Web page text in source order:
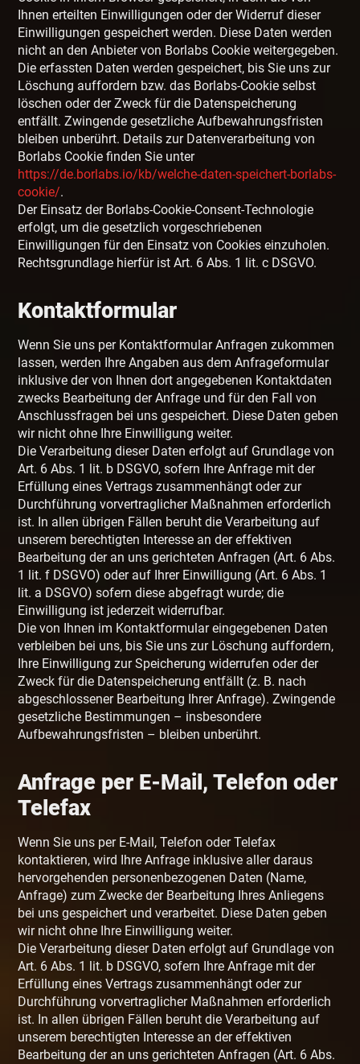
Ihnen erteilten Einwilligungen oder der Widerruf dieser
Einwilligungen gespeichert werden. Diese Daten werden
nicht an den Anbieter von Borlabs Cookie weitergegeben.
Die erfassten Daten werden gespeichert, bis Sie uns zur
Löschung auffordern bzw. das Borlabs-Cookie selbst
löschen oder der Zweck für die Datenspeicherung
entfällt. Zwingende gesetzliche Aufbewahrungsfristen
bleiben unberührt. Details zur Datenverarbeitung von
Borlabs Cookie finden Sie unter
https://de.borlabs.io/kb/welche-daten-speichert-borlabs-
cookie/.
Der Einsatz der Borlabs-Cookie-Consent-Technologie
erfolgt, um die gesetzlich vorgeschriebenen
Einwilligungen für den Einsatz von Cookies einzuholen.
Rechtsgrundlage hierfür ist Art. 6 Abs. 1 lit. c DSGVO.
Kontaktformular
Wenn Sie uns per Kontaktformular Anfragen zukommen
lassen, werden Ihre Angaben aus dem Anfrageformular
inklusive der von Ihnen dort angegebenen Kontaktdaten
zwecks Bearbeitung der Anfrage und für den Fall von
Anschlussfragen bei uns gespeichert. Diese Daten geben
wir nicht ohne Ihre Einwilligung weiter.
Die Verarbeitung dieser Daten erfolgt auf Grundlage von
Art. 6 Abs. 1 lit. b DSGVO, sofern Ihre Anfrage mit der
Erfüllung eines Vertrags zusammenhängt oder zur
Durchführung vorvertraglicher Maßnahmen erforderlich
ist. In allen übrigen Fällen beruht die Verarbeitung auf
unserem berechtigten Interesse an der effektiven
Bearbeitung der an uns gerichteten Anfragen (Art. 6 Abs.
1 lit. f DSGVO) oder auf Ihrer Einwilligung (Art. 6 Abs. 1
lit. a DSGVO) sofern diese abgefragt wurde; die
Einwilligung ist jederzeit widerrufbar.
Die von Ihnen im Kontaktformular eingegebenen Daten
verbleiben bei uns, bis Sie uns zur Löschung auffordern,
Ihre Einwilligung zur Speicherung widerrufen oder der
Zweck für die Datenspeicherung entfällt (z. B. nach
abgeschlossener Bearbeitung Ihrer Anfrage). Zwingende
gesetzliche Bestimmungen – insbesondere
Aufbewahrungsfristen – bleiben unberührt.
Anfrage per E-Mail, Telefon oder
Telefax
Wenn Sie uns per E-Mail, Telefon oder Telefax
kontaktieren, wird Ihre Anfrage inklusive aller daraus
hervorgehenden personenbezogenen Daten (Name,
Anfrage) zum Zwecke der Bearbeitung Ihres Anliegens
bei uns gespeichert und verarbeitet. Diese Daten geben
wir nicht ohne Ihre Einwilligung weiter.
Die Verarbeitung dieser Daten erfolgt auf Grundlage von
Art. 6 Abs. 1 lit. b DSGVO, sofern Ihre Anfrage mit der
Erfüllung eines Vertrags zusammenhängt oder zur
Durchführung vorvertraglicher Maßnahmen erforderlich
ist. In allen übrigen Fällen beruht die Verarbeitung auf
unserem berechtigten Interesse an der effektiven
Bearbeitung der an uns gerichteten Anfragen (Art. 6 Abs.